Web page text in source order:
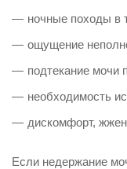
ночные походы в
ощущение
подтекание мочи
необходимость
дискомфорт,
Если недержание